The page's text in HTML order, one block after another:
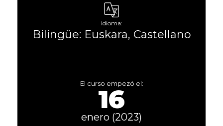
Idioma:
Bilingüe: Euskara, Castellano
El curso empezó el:
16
enero (2023)